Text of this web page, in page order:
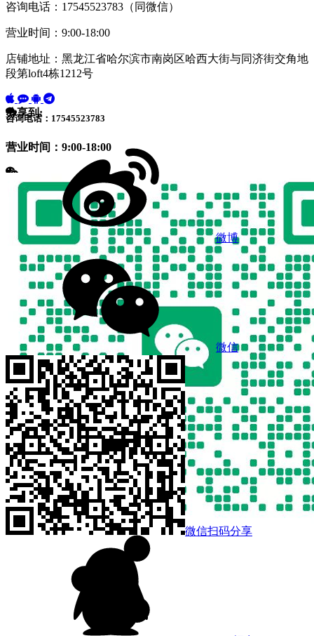
咨询电话：17545523783（同微信）
营业时间：9:00-18:00
店铺地址：黑龙江省哈尔滨市南岗区哈西大街与同济街交角地
段第loft4栋1212号
咨询电话：17545523783
营业时间：9:00-18:00
分享到:
微博
微信
微信扫码分享